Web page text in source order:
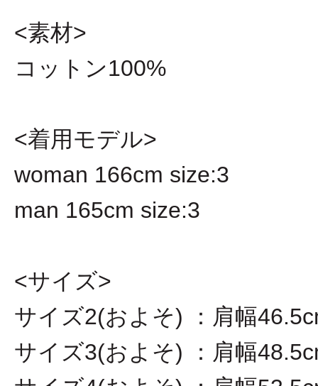
<素材>
コットン100%
<着用モデル>
woman 166cm size:3
man 165cm size:3
<サイズ>
サイズ2(およそ) ：肩幅
サイズ3(およそ) ：肩幅